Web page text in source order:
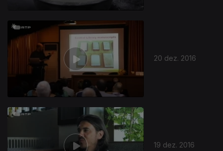
20 dez. 2016
19 dez. 2016